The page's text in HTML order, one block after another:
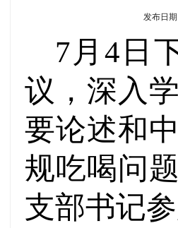
发布日
7月4日
议，深入
要论述和
规吃喝问
支部书记